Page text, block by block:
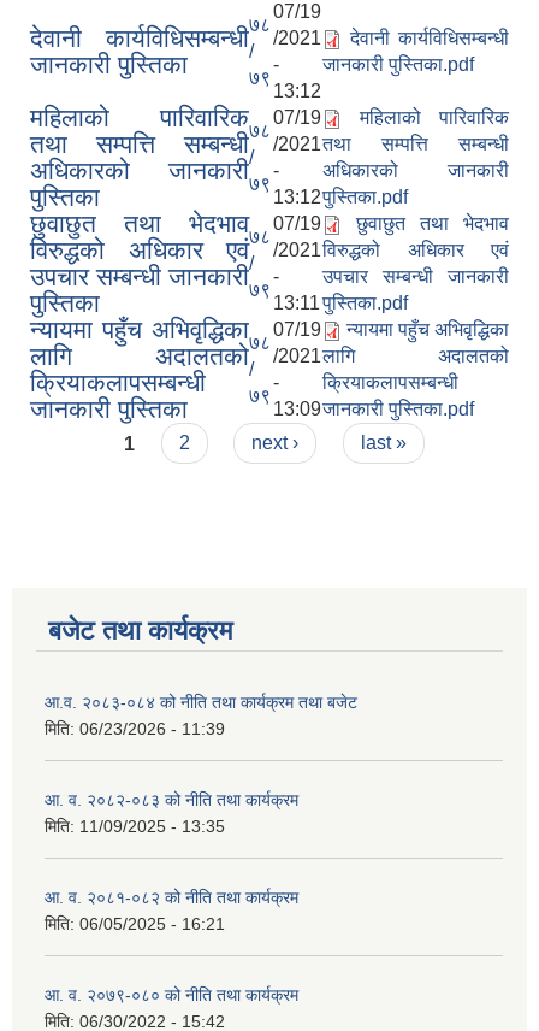
देवानी कार्यविधिसम्बन्धी
जानकारी पुस्तिका
७८
/
७९
07/19
/2021
-
13:12
देवानी कार्यविधिसम्बन्धी
जानकारी पुस्तिका.pdf
महिलाको पारिवारिक
तथा सम्पत्ति सम्बन्धी
अधिकारको जानकारी
पुस्तिका
७८
/
७९
07/19
/2021
-
13:12
महिलाको पारिवारिक
तथा सम्पत्ति सम्बन्धी
अधिकारको जानकारी
पुस्तिका.pdf
छुवाछुत तथा भेदभाव
विरुद्धको अधिकार एवं
उपचार सम्बन्धी जानकारी
पुस्तिका
७८
/
७९
07/19
/2021
-
13:11
छुवाछुत तथा भेदभाव
विरुद्धको अधिकार एवं
उपचार सम्बन्धी जानकारी
पुस्तिका.pdf
न्यायमा पहुँच अभिवृद्धिका
लागि अदालतको
क्रियाकलापसम्बन्धी
जानकारी पुस्तिका
७८
/
७९
07/19
/2021
-
13:09
न्यायमा पहुँच अभिवृद्धिका
लागि अदालतको
क्रियाकलापसम्बन्धी
जानकारी पुस्तिका.pdf
Pages
1 2 next › last »
बजेट तथा कार्यक्रम
आ.व. २०८३-०८४ को नीति तथा कार्यक्रम तथा बजेट
मिति: 06/23/2026 - 11:39
आ. व. २०८२-०८३ को नीति तथा कार्यक्रम
मिति: 11/09/2025 - 13:35
आ. व. २०८१-०८२ को नीति तथा कार्यक्रम
मिति: 06/05/2025 - 16:21
आ. व. २०७९-०८० को नीति तथा कार्यक्रम
मिति: 06/30/2022 - 15:42